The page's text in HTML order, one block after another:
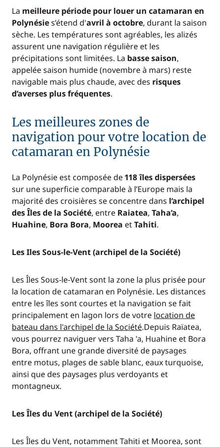
La meilleure période pour louer un catamaran en
Polynésies’étend d'avril à octobre, durant la saison
sèche. Les températures sont agréables, les alizés
assurent une navigation régulière et les
précipitations sont limitées. La basse saison,
appelée saison humide (novembre à mars) reste
navigable mais plus chaude, avec des risques
d’averses plus fréquentes.
Les meilleures zones de
navigation pour votre location de
catamaran en Polynésie
La Polynésie est composée de118 îles dispersées
sur une superficie comparable à l’Europe mais la
majorité des croisières se concentre dans l’archipel
des Îles de la Société, entre Raiatea, Taha’a,
Huahine, Bora Bora, Moorea etTahiti.
Les Iles Sous-le-Vent (archipel de la Société)
Les Îles Sous-le-Vent sont la zone la plus prisée pour
la location de catamaran en Polynésie. Les distances
entre les îles sont courtes et la navigation se fait
principalement en lagon lors de votre location de
bateau dans l'archipel de la Société.Depuis Raïatea,
vous pourrez naviguer vers Taha 'a, Huahine et Bora
Bora, offrant une grande diversité de paysages
entre motus, plages de sable blanc, eaux turquoise,
ainsi que des paysages plus verdoyants et
montagneux.
Les Îles du Vent (archipel de la Société)
Les Îles du Vent, notamment Tahiti et Moorea, sont